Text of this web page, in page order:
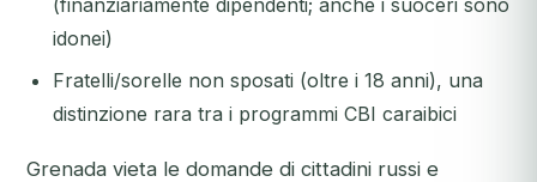
(finanziariamente dipendenti; anche i suoceri sono
idonei)
Fratelli/sorelle non sposati (oltre i 18 anni), una
distinzione rara tra i programmi CBI caraibici
Grenada vieta le domande di cittadini russi e